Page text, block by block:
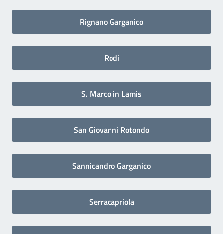
Rignano Garganico
Rodi
S. Marco in Lamis
San Giovanni Rotondo
Sannicandro Garganico
Serracapriola